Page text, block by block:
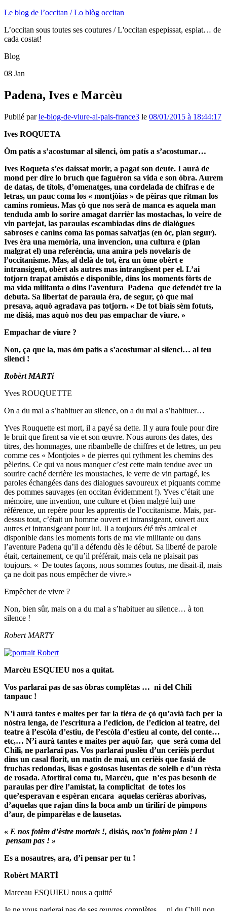
Le blog de l’occitan / Lo blòg occitan
L’occitan sous toutes ses coutures / L'occitan espepissat, espiat… de
cada costat!
Blog
08 Jan
Padena, Ives e Marcèu
Publié parle-blog-de-viure-al-pais-france3 le 08/01/2015 à 18:44:17
Ives ROQUETA
Òm patís a s’acostumar al silenci, òm patís a s’acostumar…
Ives Roqueta s’es daissat morir, a pagat son deute. I aurà de
mond per dire lo bruch que faguèron sa vida e son òbra. Aurem
de datas, de títols, d’omenatges, una cordelada de chifras e de
letras, un pauc coma los « montjòias » de pèiras que ritman los
camins romieus. Mas çò que nos serà de manca es aquela man
tenduda amb lo sorire amagat darrièr las mostachas, lo veire de
vin partejat, las paraulas escambiadas dins de dialògues
sabroses e canins coma las pomas salvatjas (en òc, plan segur).
Ives èra una memòria, una invencion, una cultura e (plan
malgrat el) una referéncia, una amira pels novelaris de
l’occitanisme. Mas, al delà de tot, èra un òme obèrt e
intransigent, obèrt als autres mas intrangisent per el. L’ai
totjorn trapat amistós e disponible, dins los moments fòrts de
ma vida militanta o dins l’aventura Padena que defendèt tre la
debuta. Sa libertat de paraula èra, de segur, çò que mai
presava, aquò agradava pas totjorn. « De tot biais sèm fotuts,
me disiá, mas aquò nos deu pas empachar de viure. »
Empachar de viure ?
Non, ça que la, mas òm patís a s’acostumar al silenci… al teu
silenci !
Robèrt MARTí
Yves ROUQUETTE
On a du mal a s’habituer au silence, on a du mal a s’habituer…
Yves Rouquette est mort, il a payé sa dette. Il y aura foule pour dire
le bruit que firent sa vie et son œuvre. Nous aurons des dates, des
titres, des hommages, une ribambelle de chiffres et de lettres, un peu
comme ces « Montjoies » de pierres qui rythment les chemins des
pèlerins. Ce qui va nous manquer c’est cette main tendue avec un
sourire caché derrière les moustaches, le verre de vin partagé, les
paroles échangées dans des dialogues savoureux et piquants comme
des pommes sauvages (en occitan évidemment !). Yves c’était une
mémoire, une invention, une culture et (bien malgré lui) une
référence, un repère pour les apprentis de l’occitanisme. Mais, par-
dessus tout, c’était un homme ouvert et intransigeant, ouvert aux
autres et intransigeant pour lui. Il a toujours été très amical et
disponible dans les moments forts de ma vie militante ou dans
l’aventure Padena qu’il a défendu dès le début. Sa liberté de parole
était, certainement, ce qu’il préférait, mais cela ne plaisait pas
toujours. « De toutes façons, nous sommes foutus, me disait-il, mais
ça ne doit pas nous empêcher de vivre.»
Empêcher de vivre ?
Non, bien sûr, mais on a du mal a s’habituer au silence… à ton
silence !
Robert MARTY
Marcèu ESQUIEU nos a quitat.
Vos parlarai pas de sas òbras complètas … ni del Chili
tanpauc !
N’i aurà tantes e maites per far la tièra de çò qu’aviá fach per la
nòstra lenga, de l’escritura a l’edicion, de l’edicion al teatre, del
teatre à l’escòla d’estiu, de l’escòla d’estieu al conte, del conte…
etc,… N’i aurà tantes e maites per aquò far, que serà coma del
Chili, ne parlarai pas. Vos parlarai puslèu d’un cerièis perdut
dins un casal florit, un matin de mai, un cerièis que fasiá de
fruchas redondas, lisas e gostosas lusentas de solelh e d’un rèsta
de rosada. Afortirai coma tu, Marcèu, que n’es pas besonh de
paraulas per dire l’amistat, la complicitat de totes los
que’esperavan e espèran encara aquelas cerièras aborivas,
d’aquelas que rajan dins la boca amb un tirilirí de pimpons
d’aur, de pimparèlas e de lausetas.
« E nos fotèm d’èstre mortals !, disiás, nos’n fotèm plan ! I
pensam pas ! »
Es a nosautres, ara, d’i pensar per tu !
Robèrt MARTÍ
Marceau ESQUIEU nous a quitté